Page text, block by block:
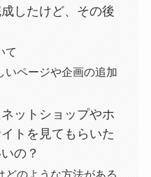
したけど、その後
て
いページや企画の追加
ットショップやホ
トを見てもらいた
の？
どのような方法がある